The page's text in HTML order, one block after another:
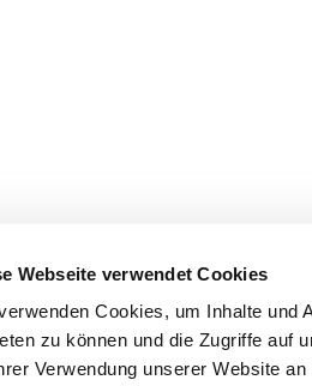
Webseite verwendet Cookies
Cookies, um Inhalte und
zu können und die Zugriffe auf
Verwendung unserer Website